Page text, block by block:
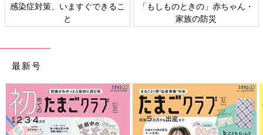
・
日本外来小児科学会リーフレッ
ト検討会
六星占術 細木かおりさんの人
相談
最新号